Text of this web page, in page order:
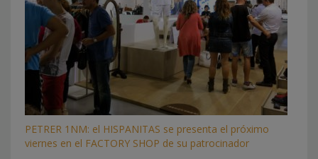
PETRER 1NM: el HISPANITAS se presenta el próximo
viernes en el FACTORY SHOP de su patrocinador